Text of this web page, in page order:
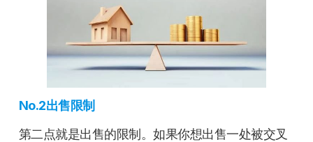
No.2出售限制
第二点就是出售的限制。如果你想出售一处被交叉